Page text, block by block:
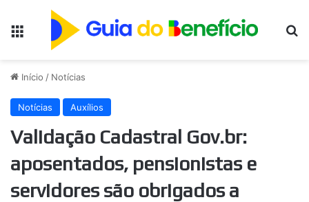
Início / Notícias
Notícias Auxílios
Validação Cadastral Gov.br:
aposentados, pensionistas e
servidores são obrigados a